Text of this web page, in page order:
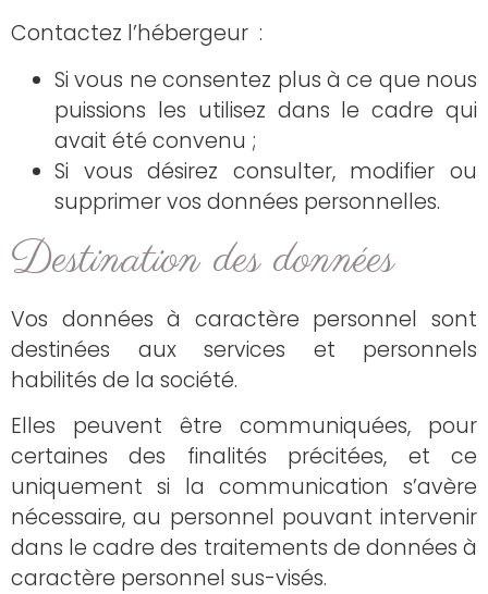
Contactez l’hébergeur :
Si vous ne consentez plus à ce que nous
puissions les utilisez dans le cadre qui
avait été convenu ;
Si vous désirez consulter, modifier ou
supprimer vos données personnelles.
Destination des données
Vos données à caractère personnel sont
destinées aux services et personnels
habilités de la société.
Elles peuvent être communiquées, pour
certaines des finalités précitées, et ce
uniquement si la communication s’avère
nécessaire, au personnel pouvant intervenir
dans le cadre des traitements de données à
caractère personnel sus-visés.